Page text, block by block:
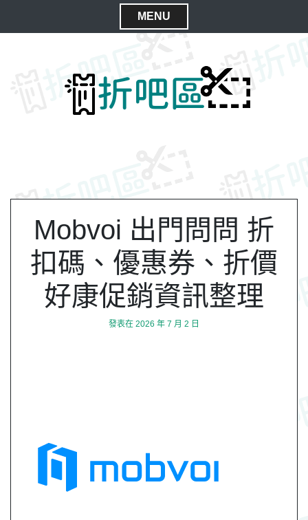
MENU
C
Mobvoi 出門問問 折
扣碼、優惠券、折價
好康促銷資訊整理
發表在 2026 年 7 月 2 日